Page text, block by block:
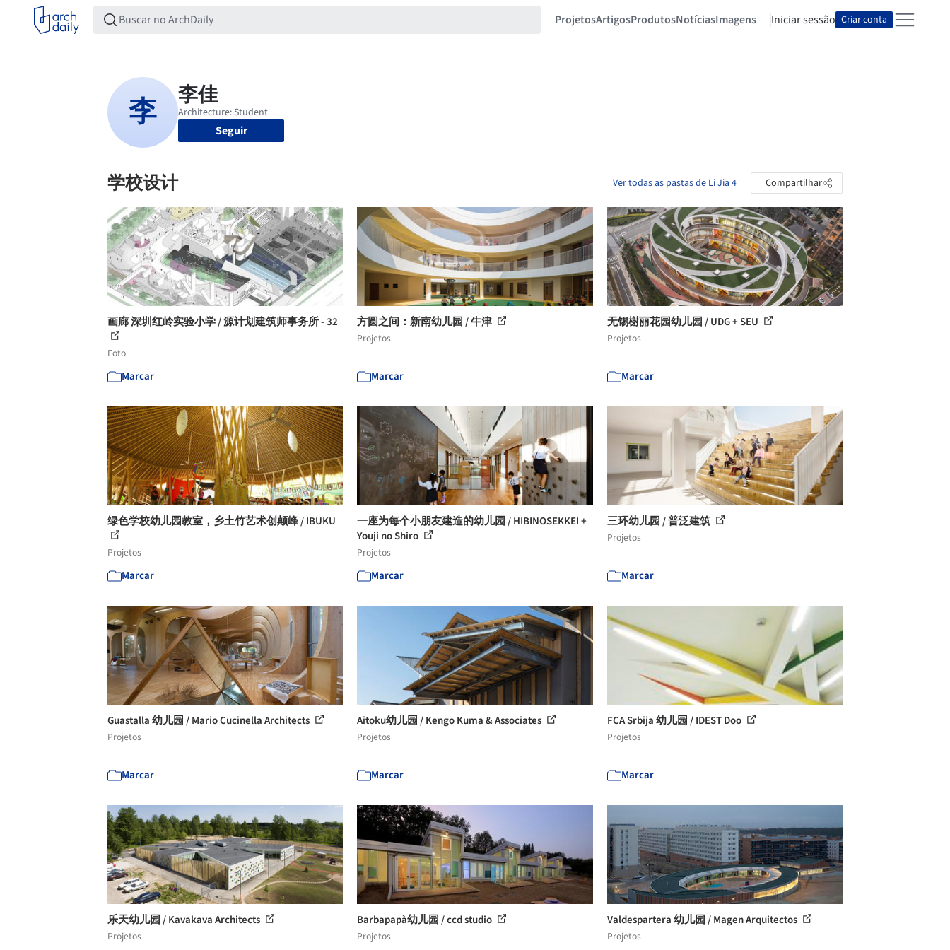
ProjetosArtigosProdutosNotíciasImagens Iniciar sessão Criar conta
Seguir
学校设计 Ver todas as pastas de Li Jia 4 Compartilhar
画廊 深圳红岭实验小学 / 源计划建筑师事务所 - 32
Foto
Marcar
方圆之间：新南幼儿园 / 牛津
Projetos
Marcar
无锡榭丽花园幼儿园 / UDG + SEU
Projetos
Marcar
绿色学校幼儿园教室，乡土竹艺术创颠峰 / IBUKU
Projetos
Marcar
一座为每个小朋友建造的幼儿园 / HIBINOSEKKEI +
Youji no Shiro
Projetos
Marcar
三环幼儿园 / 普泛建筑
Projetos
Marcar
Guastalla 幼儿园 / Mario Cucinella Architects
Projetos
Marcar
Aitoku幼儿园 / Kengo Kuma & Associates
Projetos
Marcar
FCA Srbija 幼儿园 / IDEST Doo
Projetos
Marcar
乐天幼儿园 / Kavakava Architects
Projetos
Barbapapà幼儿园 / ccd studio
Projetos
Valdespartera 幼儿园 / Magen Arquitectos
Projetos